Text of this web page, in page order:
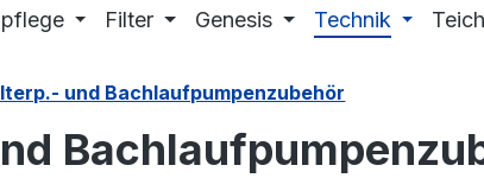
Filter Genesis Technik
und Bachlaufpumpenzubehör